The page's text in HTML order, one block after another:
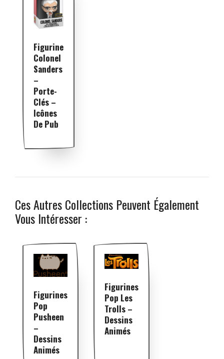
Figurine
Colonel
Sanders
–
Porte-
Clés –
Icônes
De Pub
Ces Autres Collections Peuvent Également
Vous Intéresser :
Figurines
Pop
Pusheen
–
Dessins
Animés
Figurines
Pop Les
Trolls –
Dessins
Animés